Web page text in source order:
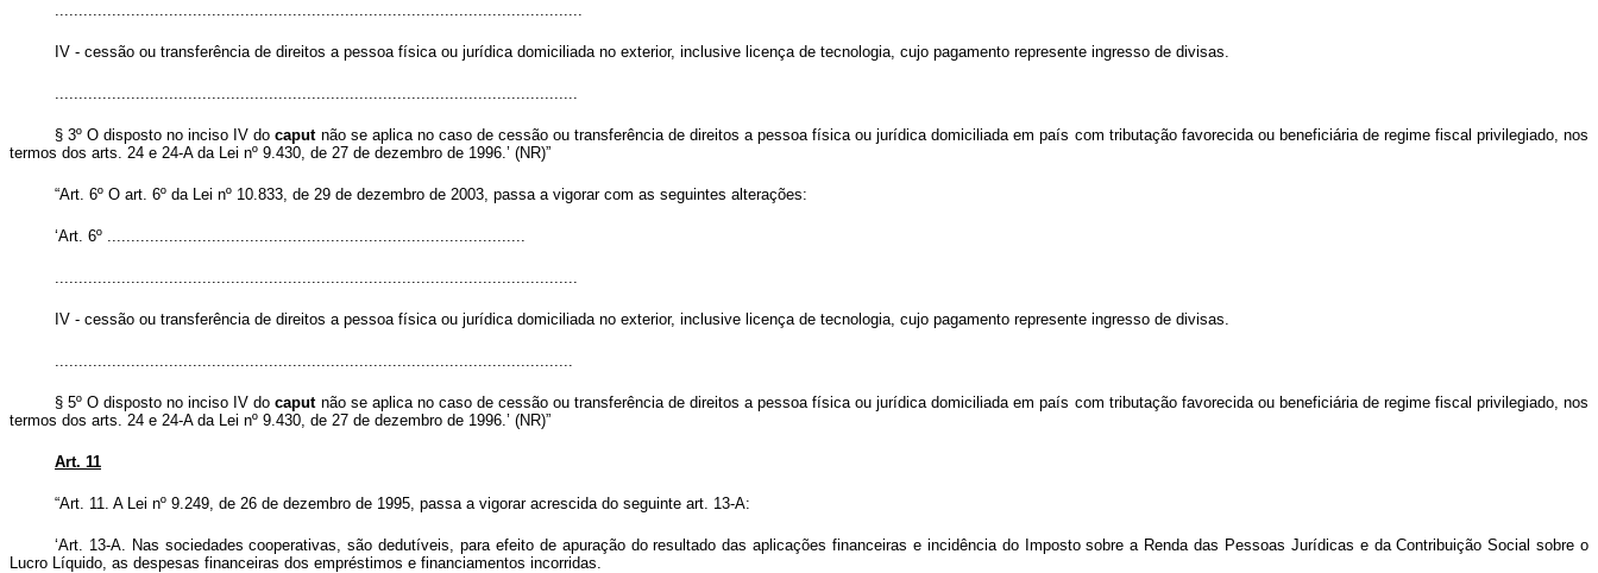
IV - cessão ou transferência de direitos a pessoa física ou jurídica domiciliada no exterior, inclusive licença de tecnologia, cujo pagamento represente ingresso de divisas.
§ 3º O disposto no inciso IV docaput não se aplica no caso de cessão ou transferência de direitos a pessoa física ou jurídica domiciliada em país com tributação favorecida ou beneficiária de regime fiscal privilegiado, nos
termos dos arts. 24 e 24-A da Lei nº 9.430, de 27 de dezembro de 1996.’ (NR)”
“Art. 6º O art. 6º da Lei nº 10.833, de 29 de dezembro de 2003, passa a vigorar com as seguintes alterações:
‘Art. 6º ........................................................................................
IV - cessão ou transferência de direitos a pessoa física ou jurídica domiciliada no exterior, inclusive licença de tecnologia, cujo pagamento represente ingresso de divisas.
§ 5º O disposto no inciso IV docaput não se aplica no caso de cessão ou transferência de direitos a pessoa física ou jurídica domiciliada em país com tributação favorecida ou beneficiária de regime fiscal privilegiado, nos
termos dos arts. 24 e 24-A da Lei nº 9.430, de 27 de dezembro de 1996.’ (NR)”
Art. 11
“Art. 11. A Lei nº 9.249, de 26 de dezembro de 1995, passa a vigorar acrescida do seguinte art. 13-A:
‘Art. 13-A. Nas sociedades cooperativas, são dedutíveis, para efeito de apuração do resultado das aplicações financeiras e incidência do Imposto sobre a Renda das Pessoas Jurídicas e da Contribuição Social sobre o
Lucro Líquido, as despesas financeiras dos empréstimos e financiamentos incorridas.